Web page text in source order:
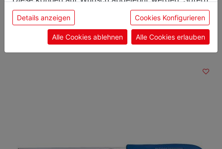
Das könnte Sie auch
interessieren
sie unsere Webseite weiter nutzen, geben Sie
Einwilligung zu unseren Cookies.
Details anzeigen Cookies Konfigurieren
Alle Cookies ablehnen Alle Cookies erlauben